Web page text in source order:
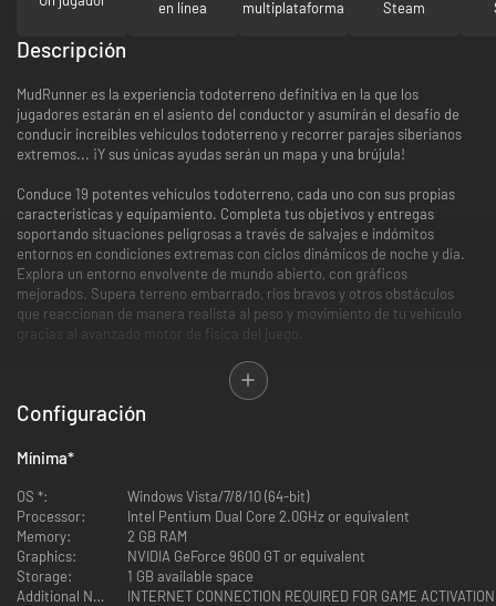
en línea
multiplataforma
Steam
Descripción
MudRunner es la experiencia todoterreno definitiva en la que los
jugadores estarán en el asiento del conductor y asumirán el desafío de
conducir increíbles vehículos todoterreno y recorrer parajes siberianos
extremos... ¡Y sus únicas ayudas serán un mapa y una brújula!
Conduce 19 potentes vehículos todoterreno, cada uno con sus propias
características y equipamiento. Completa tus objetivos y entregas
soportando situaciones peligrosas a través de salvajes e indómitos
entornos en condiciones extremas con ciclos dinámicos de noche y día.
Explora un entorno envolvente de mundo abierto, con gráficos
mejorados. Supera terreno embarrado, ríos bravos y otros obstáculos
que reaccionan de manera realista al peso y movimiento de tu vehículo
gracias al avanzado motor de física del juego.
Tu mapa, tu brújula, tu cabrestante y tus habilidades al volante serán tus
mejores aliados. Puedes ir por tu cuenta o unirte con hasta tres
jugadores más en el multijugador cooperativo. Descarga mods creados
y una experiencia MudRunner que evoluciona constantemente.
La experiencia todoterreno definitiva
Una selección más amplia de 19 increíbles vehículos todoterreno
Explora un inmenso, indómito entorno de mundo abierto
Gráficos mejorados y un avanzado motor de física para un realismo
extremo
Configuración
Mínima*
OS *:
Windows Vista/7/8/10 (64-bit)
Processor:
Intel Pentium Dual Core 2.0GHz or equivalent
Memory:
2 GB RAM
Graphics:
NVIDIA GeForce 9600 GT or equivalent
Storage:
1 GB available space
Additional Notes:
INTERNET CONNECTION REQUIRED FOR GAME